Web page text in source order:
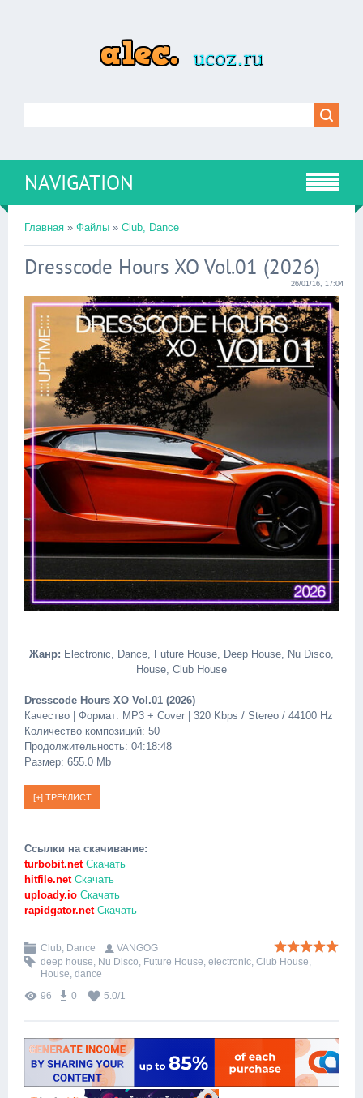
NAVIGATION
Главная » Файлы » Club, Dance
Dresscode Hours XO Vol.01 (2026)
26/01/16, 17:04
Жанр: Electronic, Dance, Future House, Deep House, Nu Disco,
House, Club House
Dresscode Hours XO Vol.01 (2026)
Качество | Формат: MP3 + Cover | 320 Kbps / Stereo / 44100 Hz
Количество композиций: 50
Продолжительность: 04:18:48
Размер: 655.0 Mb
Ссылки на скачивание:
turbobit.netСкачать
hitfile.netСкачать
uploady.io Скачать
rapidgator.netСкачать
Club, Dance
VANGOG
deep house, Nu Disco, Future House, electronic, Club House,
House, dance
96
0 5.0/1